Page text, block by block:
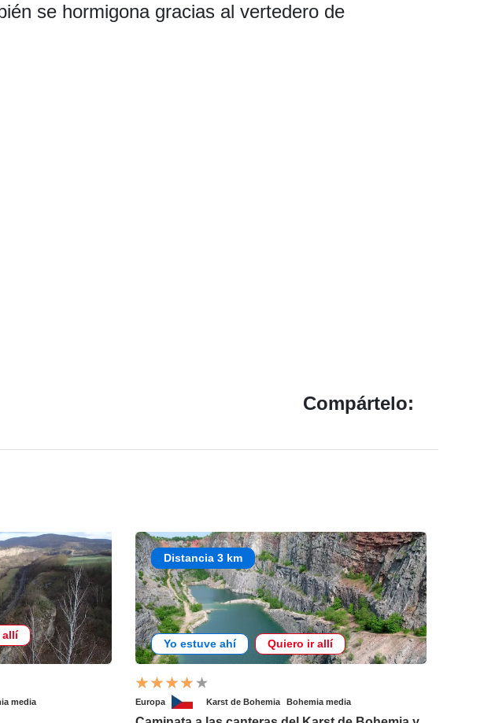
se hormigona gracias al vertedero de
Compártelo:
allí
media
Distancia 3 km
Yo estuve ahí Quiero ir allí
Europa Karst de Bohemia Bohemia media